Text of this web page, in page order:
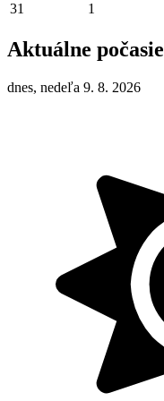
31 1
Aktuálne počasie
dnes, nedeľa 9. 8. 2026